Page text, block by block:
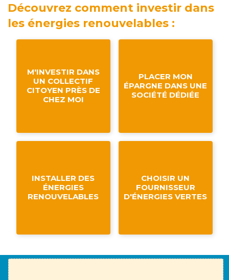
Découvrez comment investir dans
les énergies renouvelables :
M'INVESTIR DANS
UN COLLECTIF
CITOYEN PRÈS DE
CHEZ MOI
PLACER MON
ÉPARGNE DANS UNE
SOCIÉTÉ DÉDIÉE
INSTALLER DES
ÉNERGIES
RENOUVELABLES
CHOISIR UN
FOURNISSEUR
D'ÉNERGIES VERTES
Nous suivre